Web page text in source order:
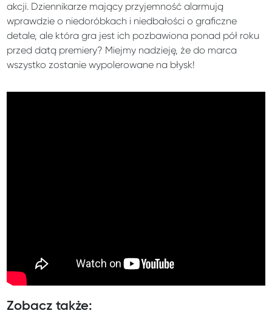
akcji. Dziennikarze mający przyjemność alarmują
wprawdzie o niedoróbkach i niedbałości o graficzne
detale, ale która gra jest ich pozbawiona ponad pół roku
przed datą premiery? Miejmy nadzieję, że do marca
wszystko zostanie wypolerowane na błysk!
Zobacz także: